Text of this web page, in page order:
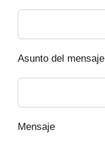
Asunto del mensaje
Mensaje